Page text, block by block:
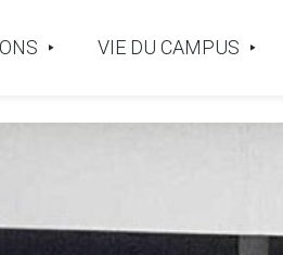
VIE DU CAMPUS